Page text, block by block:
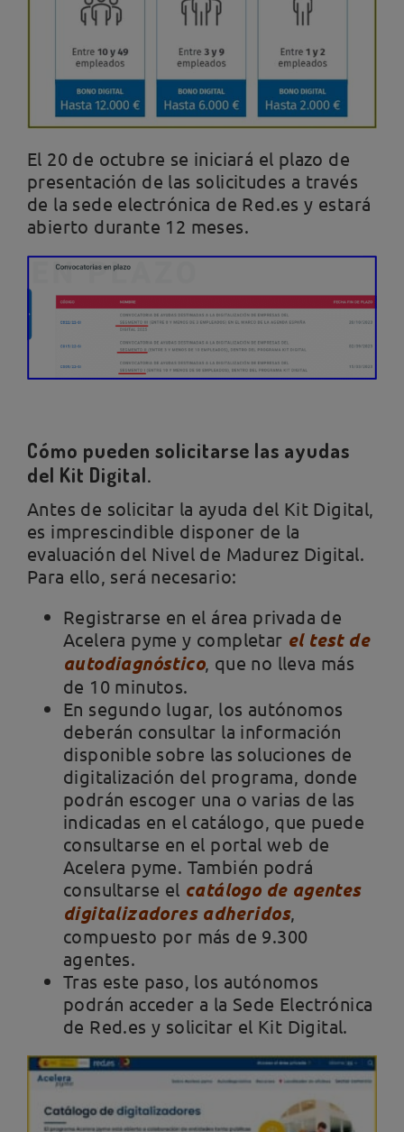
El 20 de octubre se iniciará el plazo de
presentación de las solicitudes a través
de la sede electrónica de Red.es y estará
abierto durante 12 meses.
Cómo pueden solicitarse las ayudas
del Kit Digital.
Antes de solicitar la ayuda del Kit Digital,
es imprescindible disponer de la
evaluación del Nivel de Madurez Digital.
Para ello, será necesario:
Registrarse en el área privada de
Acelera pyme y completar el test de
autodiagnóstico, que no lleva más
de 10 minutos.
En segundo lugar, los autónomos
deberán consultar la información
disponible sobre las soluciones de
digitalización del programa, donde
podrán escoger una o varias de las
indicadas en el catálogo, que puede
consultarse en el portal web de
Acelera pyme. También podrá
consultarse el catálogo de agentes
digitalizadores adheridos,
compuesto por más de 9.300
agentes.
Tras este paso, los autónomos
podrán acceder a la Sede Electrónica
de Red.es y solicitar el Kit Digital.